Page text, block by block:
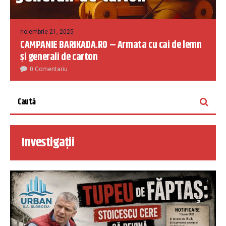
noiembrie 21, 2025
CAMPANIE BARIKADA.RO – Armata cu cai de lemn
și generali de carton
0 Comentariu
Investigații